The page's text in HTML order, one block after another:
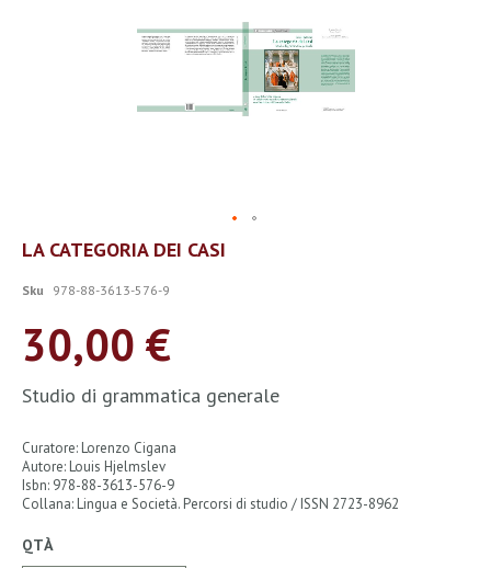
Vai
all'inizio
galleria
immagini
LA CATEGORIA DEI CASI
Sku 978-88-3613-576-9
30,00 €
Studio di grammatica generale
Curatore: Lorenzo Cigana
Autore: Louis Hjelmslev
Isbn: 978-88-3613-576-9
Collana: Lingua e Società. Percorsi di studio / ISSN 2723-8962
QTÀ